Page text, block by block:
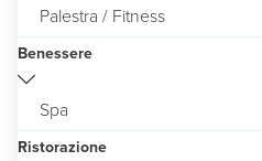
Palestra / Fitness
Benessere
Spa
Ristorazione